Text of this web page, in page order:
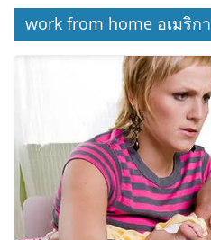
work from home อเมริกา